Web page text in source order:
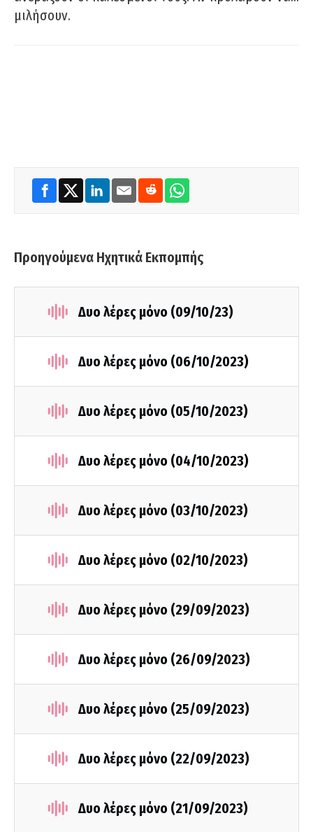
μιλήσουν.
Προηγούμενα Ηχητικά Εκπομπής
Δυο λέρες μόνο (09/10/23)
Δυο λέρες μόνο (06/10/2023)
Δυο λέρες μόνο (05/10/2023)
Δυο λέρες μόνο (04/10/2023)
Δυο λέρες μόνο (03/10/2023)
Δυο λέρες μόνο (02/10/2023)
Δυο λέρες μόνο (29/09/2023)
Δυο λέρες μόνο (26/09/2023)
Δυο λέρες μόνο (25/09/2023)
Δυο λέρες μόνο (22/09/2023)
Δυο λέρες μόνο (21/09/2023)